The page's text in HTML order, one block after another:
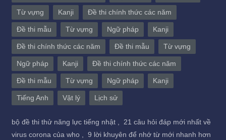
Từ vựng Kanji Đề thi chính thức các năm
Đề thi mẫu Từ vựng Ngữ pháp Kanji
Đề thi chính thức các năm Đề thi mẫu Từ vựng
Ngữ pháp Kanji Đề thi chính thức các năm
Đề thi mẫu Từ vựng Ngữ pháp Kanji
Tiếng Anh Vật lý Lịch sử
bộ đề thi thử năng lực tiếng nhật , 21 câu hỏi đáp mới nhất về
virus corona của who , 9 lời khuyên để nhớ từ mới nhanh hơn